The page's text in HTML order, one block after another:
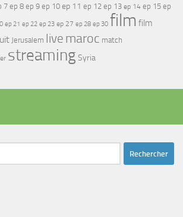
7 ep 8 ep 9 ep 10 ep 11 ep 12 ep 13 ep 14 ep 15 ep
ep 21 ep 22 ep 23 ep 27 ep 28 ep 30 film film
Jerusalem live maroc match
streamingSyria